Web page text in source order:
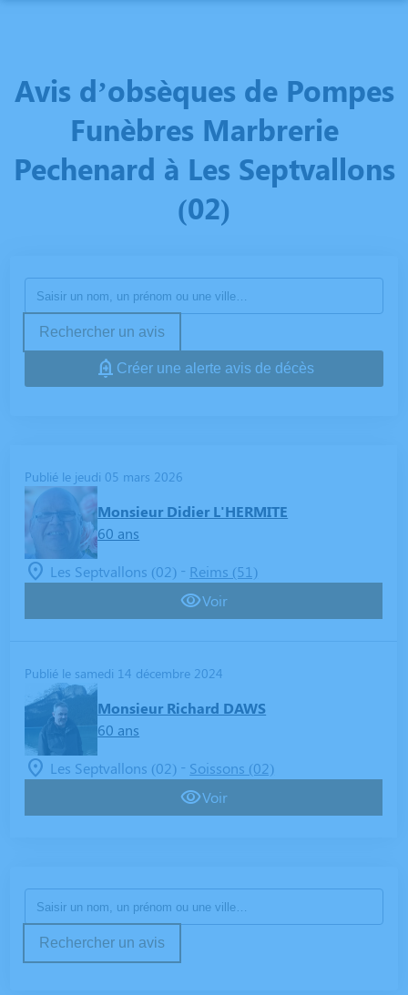
PRÉVOIR SES OBSÈQUES
MONUMENTS FUNÉRAIRES
GUIGNICOURT
ESPACES HOMMAGES
Avis d’obsèques de Pompes
Funèbres Marbrerie
Pechenard à Les Septvallons
(02)
Rechercher un avis
Créer une alerte avis de décès
Publié le jeudi 05 mars 2026
Monsieur Didier L'HERMITE
60 ans
Les Septvallons (02) - Reims (51)
Voir
Publié le samedi 14 décembre 2024
Monsieur Richard DAWS
60 ans
Les Septvallons (02) - Soissons (02)
Voir
Rechercher un avis